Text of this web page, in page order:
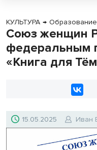
КУЛЬТУРА → Образование
Союз женщин
федеральным
«Книга для
15.05.2025 Иван